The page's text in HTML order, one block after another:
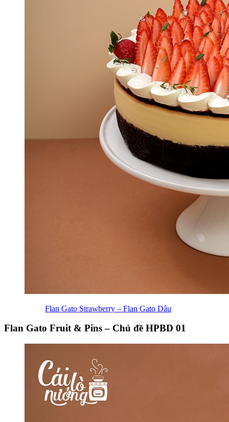
Flan Gato Strawberry – Flan Gato Dâu
Flan Gato Fruit & Pins – Chủ đề HPBD 01